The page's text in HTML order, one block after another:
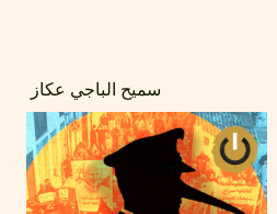
سميح الباجي عكاز